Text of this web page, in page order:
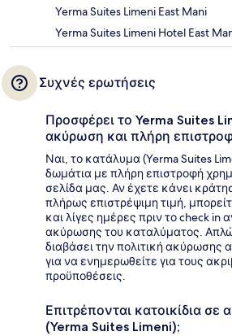
Yerma Suites Limeni East Mani
Yerma Suites Limeni Hotel East
Συχνές ερωτήσεις
Προσφέρει το Yerma Suites
ακύρωση και πλήρη
Ναι, το κατάλυμα (Yerma Suites
δωμάτια με πλήρη επιστροφή
σελίδα μας. Αν έχετε κάνει
πλήρως επιστρέψιμη τιμή,
και λίγες ημέρες πριν το check in
ακύρωσης του καταλύματος.
διαβάσει την πολιτική ακύρωσης
για να ενημερωθείτε για τους
προϋποθέσεις.
Επιτρέπονται κατοικίδια σε
(Yerma Suites Limeni);